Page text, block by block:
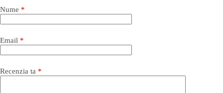
Nume *
Email *
Recenzia ta *